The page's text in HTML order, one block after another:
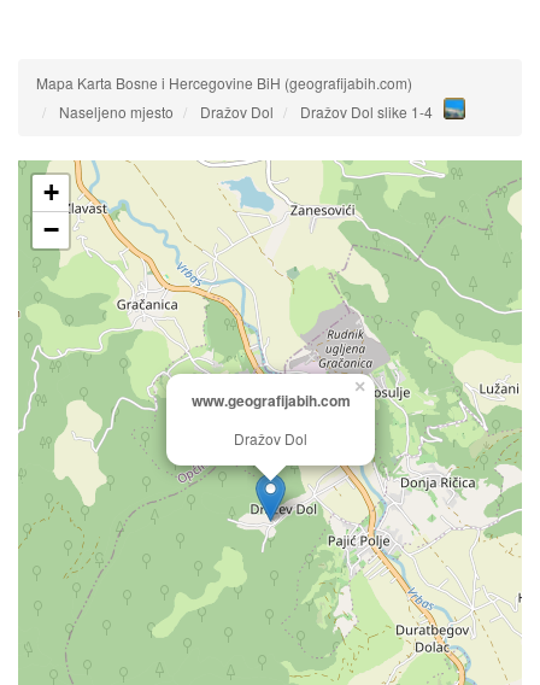
Mapa Karta Bosne i Hercegovine BiH (geografijabih.com)
Naseljeno mjesto
Dražov Dol Dražov Dol slike 1-4
www.geografijabih.com
Dražov Dol
×
+
−